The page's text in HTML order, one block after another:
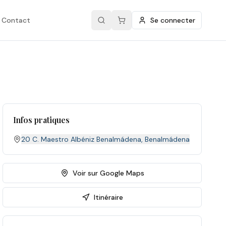
Contact Se connecter
Infos pratiques
20 C. Maestro Albéniz Benalmádena,Benalmádena
Voir sur Google Maps
Itinéraire